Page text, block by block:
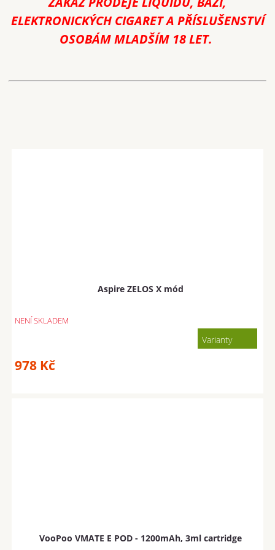
ELEKTRONICKÝCH CIGARET A PŘÍSLUŠENSTVÍ
OSOBÁM MLADŠÍM 18 LET.
Aspire ZELOS X mód
NENÍ SKLADEM
Varianty
978 Kč
VooPoo VMATE E POD - 1200mAh, 3ml cartridge